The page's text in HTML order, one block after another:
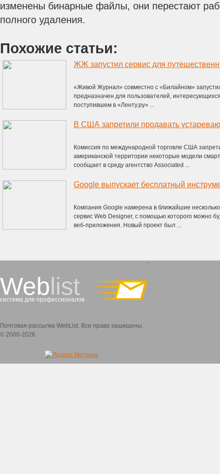
изменены бинарные файлы, они перестают
полного удаления.
Похожие статьи:
ЖЖ запустил сервис для
«Живой Журнал» совместно с «Билайном»
предназначен для пользователей,
поступившем в «Ленту.ру» ...
В США запретили продавать
Комиссия по международной торговле США
американской территории некоторые модели
сообщает в среду агентство Associated ...
Компания Google намерена в ближайшие
сервис Web Designer, с помощью которого можно
веб-приложения. Новый проект был ...
Weblist
система для профессионалов
`
Почтовая рассылка WebList. Все права защищены.
© 2000-2026